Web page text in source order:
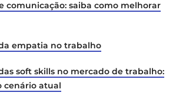
comunicação: saiba como melhorar
empatia no trabalho
soft skills no mercado de trabalho:
cenário atual